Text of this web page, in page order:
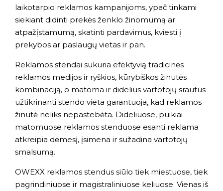
laikotarpio reklamos kampanijoms, ypač tinkami
siekiant didinti prekės ženklo žinomumą ar
atpažįstamumą, skatinti pardavimus, kviesti į
prekybos ar paslaugų vietas ir pan.
Reklamos stendai sukuria efektyvią tradicinės
reklamos medijos ir ryškios, kūrybiškos žinutės
kombinaciją, o matoma ir didelius vartotojų srautus
užtikrinanti stendo vieta garantuoja, kad reklamos
žinutė neliks nepastebėta. Dideliuose, puikiai
matomuose reklamos stenduose esanti reklama
atkreipia dėmesį, įsimena ir sužadina vartotojų
smalsumą.
OWEXX reklamos stendus siūlo tiek miestuose, tiek
pagrindiniuose ir magistraliniuose keliuose. Vienas iš